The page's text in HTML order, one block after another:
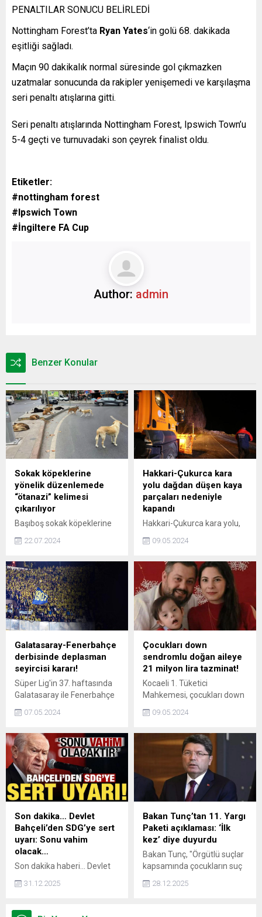
PENALTILAR SONUCU BELİRLEDİ
Nottingham Forest’ta Ryan Yates‘in golü 68. dakikada
eşitliği sağladı.
Maçın 90 dakikalık normal süresinde gol çıkmazken
uzatmalar sonucunda da rakipler yenişemedi ve karşılaşma
seri penaltı atışlarına gitti.
Seri penaltı atışlarında Nottingham Forest, Ipswich Town’u
5-4 geçti ve turnuvadaki son çeyrek finalist oldu.
Etiketler:
#nottingham forest
#Ipswich Town
#İngiltere FA Cup
Author: admin
Benzer Konular
Sokak köpeklerine
yönelik düzenlemede
“ötanazi” kelimesi
çıkarılıyor
Başıboş sokak köpeklerine
önemli bir gelişme yaşandı.
olan tasarıdan "ötanazi"
kelimesinin çıkarılacağı ve
"Veterinerlik Hizmetleri
Kanunu'nun 9 Maddesi'nin 3.
Fıkrası'nda yer alan
hükümler uygulanır."
maddesinin ekleneceği
öğrenildi.
22.07.2024
Hakkari-Çukurca kara
yolu dağdan düşen kaya
parçaları nedeniyle
kapandı
Hakkari-Çukurca kara yolu,
parçaları nedeniyle kapandı.
09.05.2024
Galatasaray-Fenerbahçe
derbisinde deplasman
seyircisi kararı!
Süper Lig'in 37. haftasında
Galatasaray ile Fenerbahçe
günü oynanacak derbide,
deplasman tribününde yer
alabilecek.
07.05.2024
Çocukları down
sendromlu doğan aileye
21 milyon lira tazminat!
Kocaeli 1. Tüketici
Mahkemesi, çocukları down
gelen aileyi, gebelik
testleri yapmadıkları
gerekçesiyle doğumun
gerçekleştiği özel hastane
hakkında açtığı tazminat
davasında haklı buldu.
09.05.2024
Son dakika… Devlet
Bahçeli’den SDG’ye sert
uyarı: Sonu vahim
olacak…
Son dakika haberi... Devlet
ordusuna katılım konusunda
"Türkiye'nin güvenlik
31.12.2025
Bakan Tunç’tan 11. Yargı
Paketi açıklaması: ‘İlk
kez’ diye duyurdu
Bakan Tunç, "Örgütlü suçlar
kapsamında çocukların suç
itilmesini önlemek için
28.12.2025